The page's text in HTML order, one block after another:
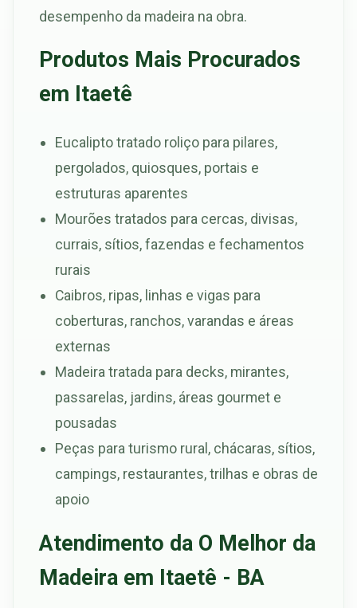
desempenho da madeira na obra.
Produtos Mais Procurados
em Itaetê
Eucalipto tratado roliço para pilares,
pergolados, quiosques, portais e
estruturas aparentes
Mourões tratados para cercas, divisas,
currais, sítios, fazendas e fechamentos
rurais
Caibros, ripas, linhas e vigas para
coberturas, ranchos, varandas e áreas
externas
Madeira tratada para decks, mirantes,
passarelas, jardins, áreas gourmet e
pousadas
Peças para turismo rural, chácaras, sítios,
campings, restaurantes, trilhas e obras de
apoio
Atendimento da O Melhor da
Madeira em Itaetê - BA